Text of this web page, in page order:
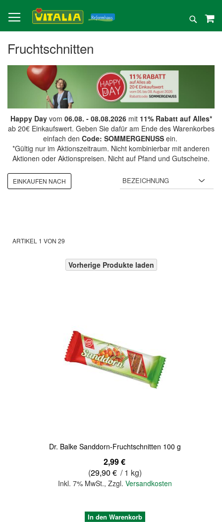
zum
Inhalt
Suche
Fruchtschnitten
Happy Dayvom 06.08. - 08.08.2026mit 11% Rabatt auf Alles*
ab 20€ Einkaufswert. Geben Sie dafür am Ende des Warenkorbes
einfach den Code: SOMMERGENUSSein.
*Gültig nur im Aktionszeitraum. Nicht kombinierbar mit anderen
Aktionen oder Aktionspreisen. Nicht auf Pfand und Gutscheine.
ARTIKEL 1 VON 29
Vorherige Produkte laden
Dr. Balke Sanddorn-Fruchtschnitten 100 g
2,99 €
(29,90 € / 1 kg)
Inkl. 7% MwSt.,Zzgl.Versandkosten
In den Warenkorb
EINKAUFEN NACH